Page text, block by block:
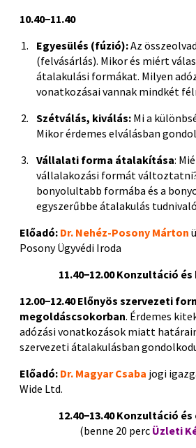
10.40−11.40
Egyesülés (fúzió):Az
(felvásárlás). Mikor és miért
átalakulási formákat. Milyen
vonatkozásai vannak mindkét
Szétválás, kiválás: Mi a
Mikor érdemes elválásban
Vállalati forma átalakítása:
vállalakozási formát
bonyolultabb formába és a
egyszerűbbe átalakulás
Előadó: Dr. Nehéz-Posony Márton
Posony Ügyvédi Iroda
11.40−12.00 Konzultáció
12.00−12.40 Előnyös szervezeti
megoldáscsokorban. Érdemes
adózási vonatkozások miatt
szervezeti átalakulásban
Előadó: Dr. Magyar Csaba jogi
Wide Ltd.
12.40−13.40 Konzultáció
(benne 20 perc Üzleti